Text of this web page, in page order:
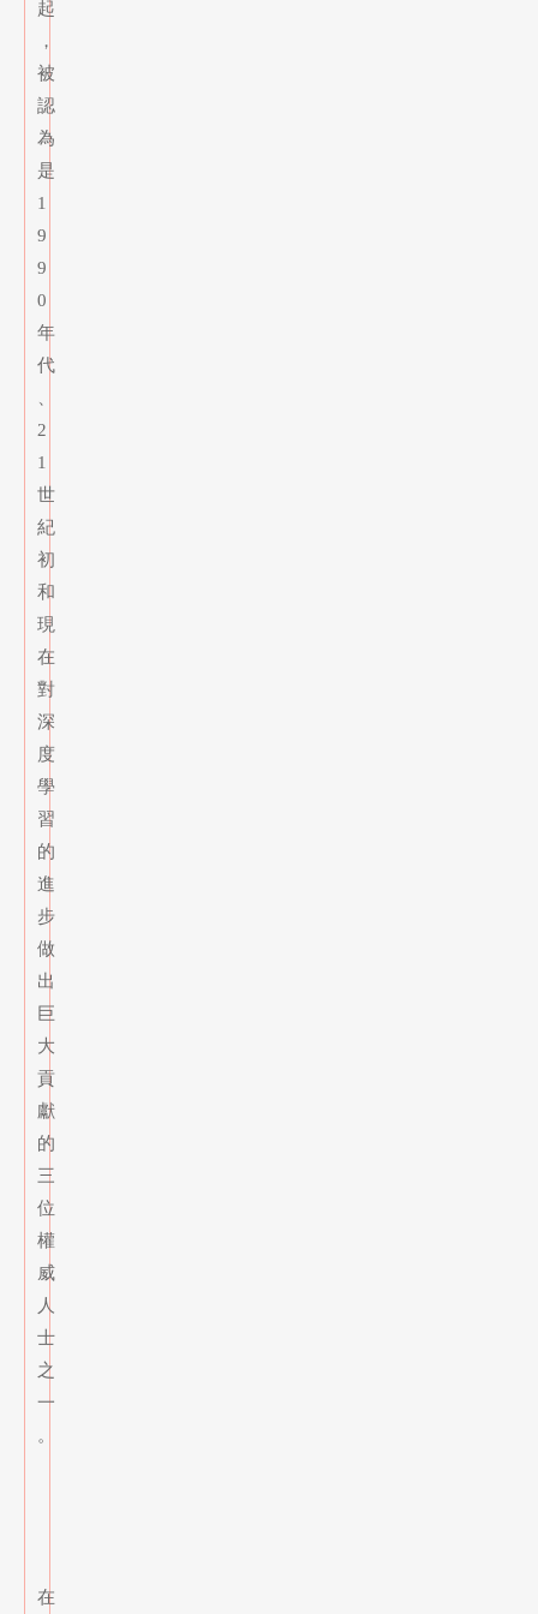
起
，
被
認
為
是
1
9
9
0
年
代
2
1
世
紀
初
和
現
在
對
深
度
學
習
的
進
步
做
出
巨
大
貢
獻
的
三
位
權
威
人
士
之
一
。
在